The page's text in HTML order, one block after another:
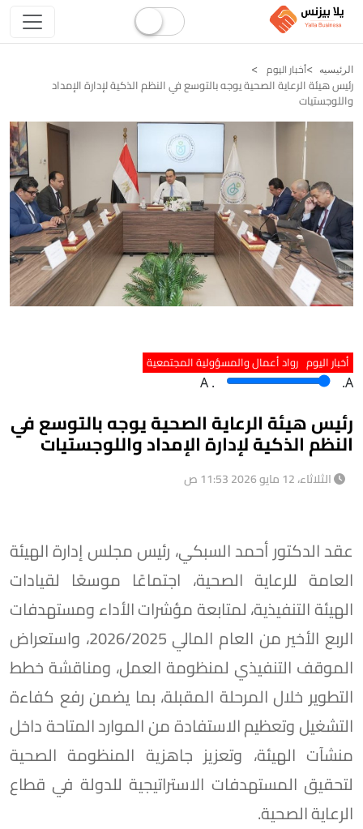
الرئيسيه أخبار اليوم
رئيس هيئة الرعاية الصحية يوجه بالتوسع في النظم الذكية لإدارة الإمداد
واللوجستيات
أخبار اليوم رواد أعمال والمسؤولية المجتمعية
A . .A
رئيس هيئة الرعاية الصحية يوجه بالتوسع في
النظم الذكية لإدارة الإمداد واللوجستيات
الثلاثاء، 12 مايو 2026 11:53 ص
عقد الدكتور أحمد السبكي، رئيس مجلس إدارة الهيئة
العامة للرعاية الصحية، اجتماعًا موسعًا لقيادات
الهيئة التنفيذية، لمتابعة مؤشرات الأداء ومستهدفات
الربع الأخير من العام المالي 2026/2025، واستعراض
الموقف التنفيذي لمنظومة العمل، ومناقشة خطط
التطوير خلال المرحلة المقبلة، بما يضمن رفع كفاءة
التشغيل وتعظيم الاستفادة من الموارد المتاحة داخل
منشآت الهيئة، وتعزيز جاهزية المنظومة الصحية
لتحقيق المستهدفات الاستراتيجية للدولة في قطاع
الرعاية الصحية.